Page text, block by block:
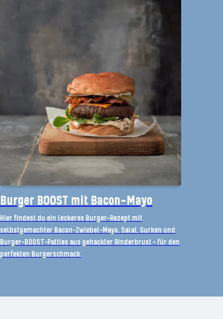
Burger BOOST mit Bacon-Mayo
Hier findest du ein leckeres Burger-Rezept mit
selbstgemachter Bacon-Zwiebel-Mayo, Salat, Gurken und
Burger-BOOST-Patties aus gehackter Rinderbrust – für den
perfekten Burgerschmack.